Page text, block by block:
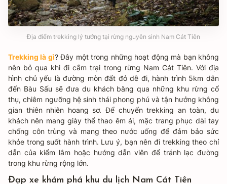
Địa điểm trekking lý tưởng tại rừng nguyên sinh Nam Cát Tiên
Trekking là gì? Đây một trong những hoạt động mà bạn không
nên bỏ qua khi đi cắm trại trong rừng Nam Cát Tiên​. Với địa
hình chủ yếu là đường mòn đất đỏ dễ đi, hành trình 5km dẫn
đến Bàu Sấu sẽ đưa du khách băng qua những khu rừng cổ
thụ, chiêm ngưỡng hệ sinh thái phong phú và tận hưởng không
gian thiên nhiên hoang sơ. Để chuyến trekking an toàn, du
khách nên mang giày thể thao êm ái, mặc trang phục dài tay
chống côn trùng và mang theo nước uống để đảm bảo sức
khỏe trong suốt hành trình. Lưu ý, bạn nên đi trekking theo chỉ
dẫn của kiểm lâm hoặc hướng dẫn viên để tránh lạc đường
trong khu rừng rộng lớn.
Đạp xe khám phá khu du lịch Nam Cát Tiên